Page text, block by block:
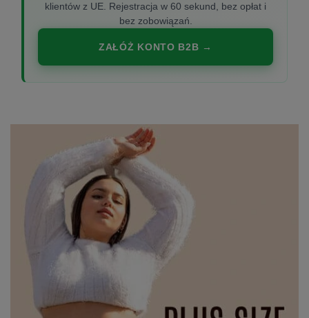
klientów z UE. Rejestracja w 60 sekund, bez opłat i
bez zobowiązań.
ZAŁÓŻ KONTO B2B →